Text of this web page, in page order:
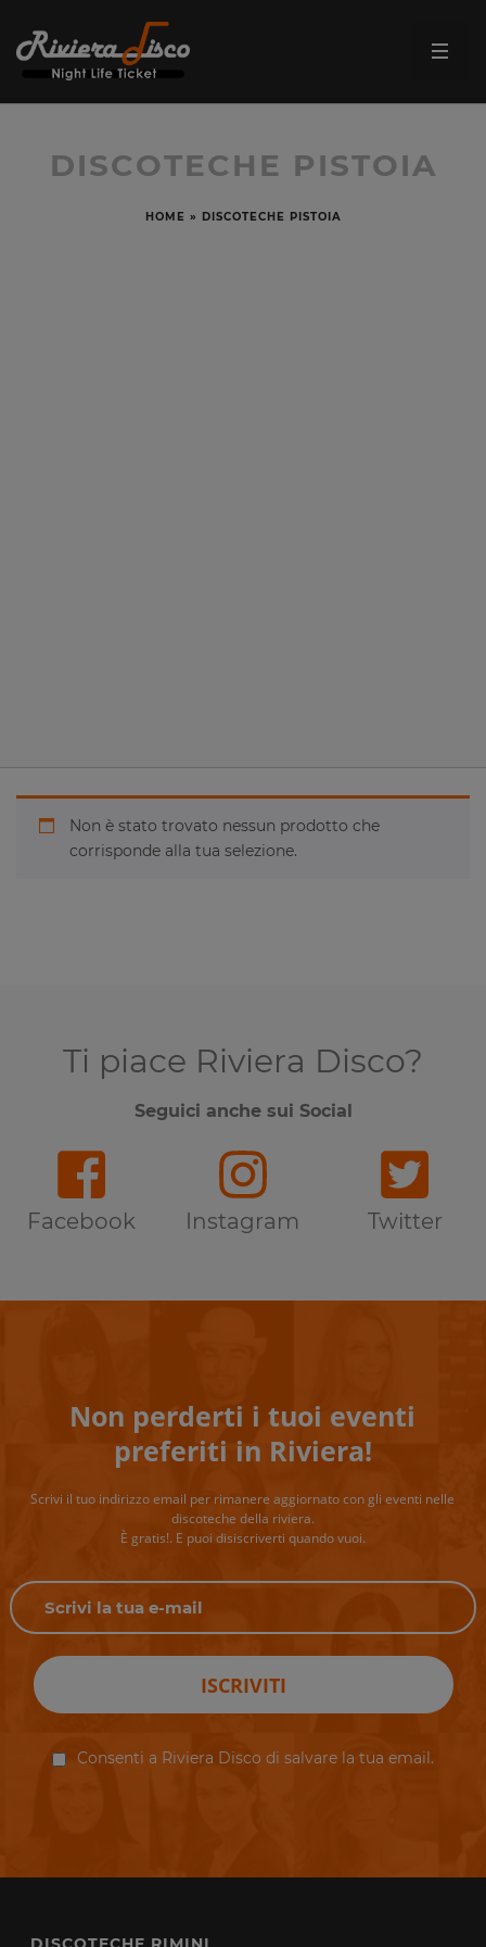
DISCOTECHE PISTOIA
HOME » DISCOTECHE PISTOIA
Non è stato trovato nessun prodotto che
corrisponde alla tua selezione.
Ti piace Riviera Disco?
Seguici anche sui Social
Facebook Instagram Twitter
Non perderti i tuoi eventi
preferiti in Riviera!
Scrivi il tuo indirizzo email per rimanere aggiornato con gli eventi nelle
discoteche della riviera.
È gratis!. E puoi disiscriverti quando vuoi.
ISCRIVITI
Consenti a Riviera Disco di salvare la tua email.